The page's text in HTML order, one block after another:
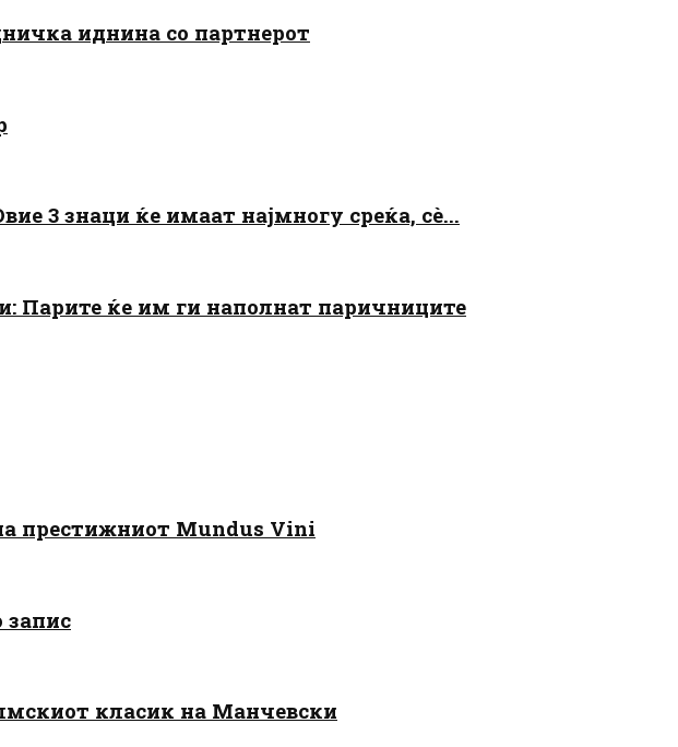
иднина со партнерот
3 знаци ќе имаат најмногу среќа, сè...
Парите ќе им ги наполнат паричниците
престижниот Mundus Vini
запис
класик на Манчевски